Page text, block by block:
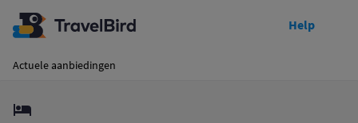
Help
Actuele aanbiedingen
Toon prijzen